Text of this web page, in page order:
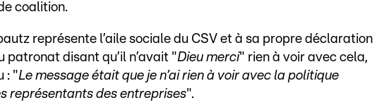
coalition.
représente l’aile sociale du CSV et à sa propre déclaration
disant qu’il n’avait "Dieu merci" rien à voir avec cela,
: "Le message était que je n’ai rien à voir avec la politique
représentants des entreprises".